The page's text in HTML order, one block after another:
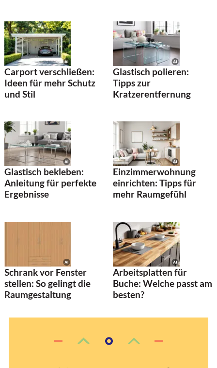
Carport verschließen:
Ideen für mehr Schutz
und Stil
Glastisch polieren:
Tipps zur
Kratzerentfernung
Glastisch bekleben:
Anleitung für perfekte
Ergebnisse
Einzimmerwohnung
einrichten: Tipps für
mehr Raumgefühl
Schrank vor Fenster
stellen: So gelingt die
Raumgestaltung
Arbeitsplatten für
Buche: Welche passt am
besten?